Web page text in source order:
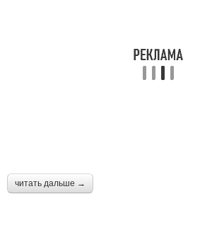
читать дальше →